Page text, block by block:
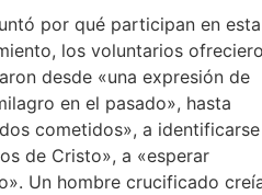
por qué participan en esta
los voluntarios
desde «una expresión de
en el pasado», hasta
cometidos», a identificarse
de Cristo», a «esperar
Un hombre crucificado